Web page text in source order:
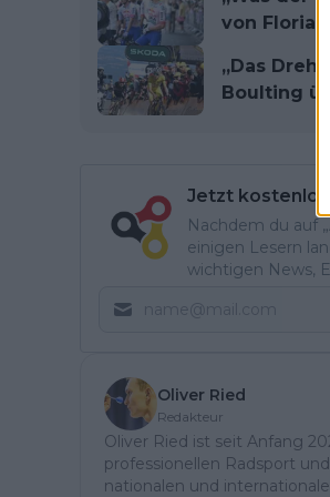
von
„Das
Boulting
Jetzt
Nachdem du auf
einigen Lesern
wichtigen News,
Oliver Ried
Redakteur
Oliver Ried ist seit Anfang
professionellen Radsport
nationalen und